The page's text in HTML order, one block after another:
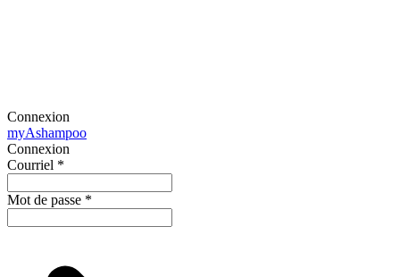
Connexion
myAshampoo
Connexion
Courriel *
Mot de passe *